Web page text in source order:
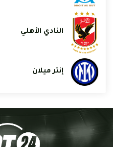
النادي الأهلي
إنتر ميلان